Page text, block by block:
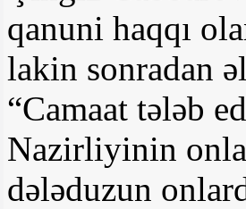
qanuni haqqı
lakin sonradan
“Camaat tələb
Nazirliyinin
dələduzun